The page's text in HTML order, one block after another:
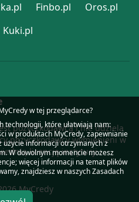
Finbo.pl
Oros.pl
Kuki.pl
pożyczkodawcą i nie udziela
pożyczkodawcy wymienieni w
licencję instytucji
MyCredy
w tej przeglądarce?
technologii, które ułatwiają nam:
w produktach MyCredy, zapewnianie
użycie informacji otrzymanych z
W dowolnym momencie możesz
więcej informacji na temat plików
znajdziesz w naszych Zasadach